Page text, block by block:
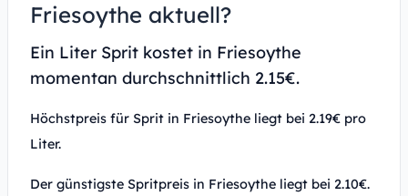
Friesoythe aktuell?
Ein Liter Sprit kostet in Friesoythe
momentan durchschnittlich 2.15€.
Höchstpreis für Sprit in Friesoythe liegt bei 2.19€ pro
Liter.
Der günstigste Spritpreis in Friesoythe liegt bei 2.10€.